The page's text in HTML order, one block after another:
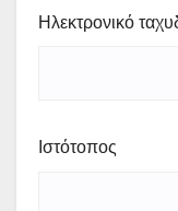
Ηλεκτρονικό
Ιστότοπος